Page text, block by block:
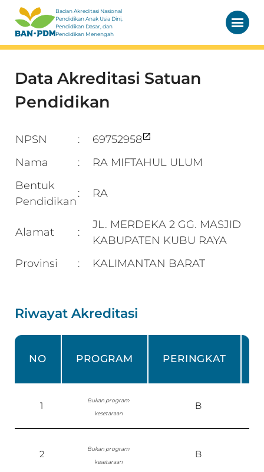
Badan Akreditasi Nasional
Pendidikan Anak Usia Dini,
Pendidikan Dasar, dan
Pendidikan Menengah
Data Akreditasi Satuan
Pendidikan
NPSN :
69752958
Nama
:
RA MIFTAHUL ULUM
Bentuk
Pendidikan
: RA
Alamat :
JL. MERDEKA 2 GG. MASJID
KABUPATEN KUBU RAYA
Provinsi
: KALIMANTAN BARAT
Riwayat Akreditasi
NO PROGRAM PERINGKAT
1
Bukan program
kesetaraan
B
2
Bukan program
kesetaraan
B